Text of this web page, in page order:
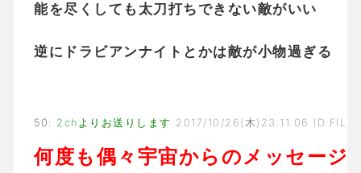
能を尽くしても太刀打ちできない敵がいい
逆にドラビアンナイトとかは敵が小物過ぎる
50 : 2chよりお送りします 2017/10/26(木)23:11:06 ID:FIL
何度も偶々宇宙からのメッセージ